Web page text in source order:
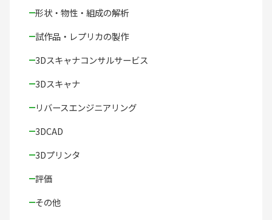
形状・物性・組成の解析
試作品・レプリカの製作
3Dスキャナコンサルサービス
3Dスキャナ
リバースエンジニアリング
3DCAD
3Dプリンタ
評価
その他